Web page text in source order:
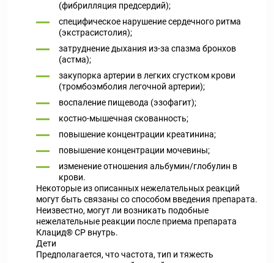
(фибрилляция предсердий);
специфическое нарушение сердечного ритма
(экстрасистолия);
затруднение дыхания из-за спазма бронхов
(астма);
закупорка артерии в легких сгустком крови
(тромбоэмболия легочной артерии);
воспаление пищевода (эзофагит);
костно-мышечная скованность;
повышение концентрации креатинина;
повышение концентрации мочевины;
изменение отношения альбумин/глобулин в
крови.
Некоторые из описанных нежелательных реакций
могут быть связаны со способом введения препарата.
Неизвестно, могут ли возникать подобные
нежелательные реакции после приема препарата
Клацид® СР внутрь.
Дети
Предполагается, что частота, тип и тяжесть